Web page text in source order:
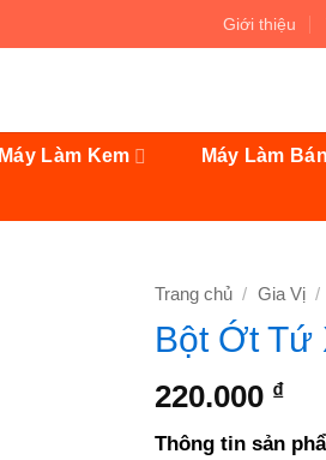
Giới thiệu
Máy Làm Kem Máy Làm
Trang chủ / Gia Vị /
Bột Ớt Tứ
220.000 ₫
Thông tin sản